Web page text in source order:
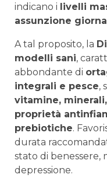
indicano i livelli
assunzione
A tal proposito, la
modelli sani,
abbondante di
integrali e pesce,
vitamine,
proprietà
prebiotiche.
durata
stato di
depressione.